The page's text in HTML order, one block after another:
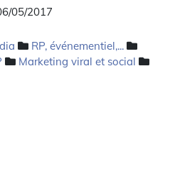
05/2017
RP, événementiel,...
Marketing viral et social